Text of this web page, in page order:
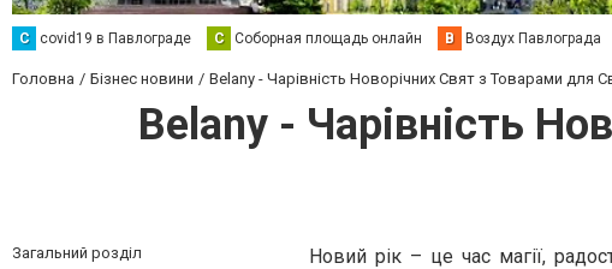
C covid19 в Павлограде С Соборная площадь онлайн В Воздух Павлограда
Головна Бізнес новини Belany - Чарівність Новорічних Свят з Товарами для
Belany - Чарівність
Загальний розділ
Новий рік – це час магії,